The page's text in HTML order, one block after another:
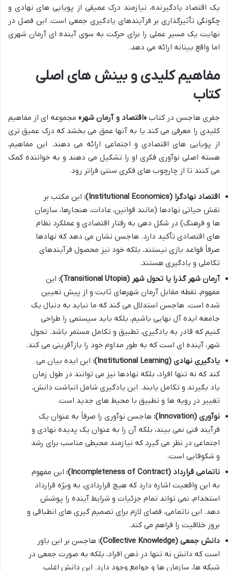
یک اقتصاد یادگیرنده، نیازمند درک عمیقی از پویایی های نهادی و
چگونگی تأثیرگذاری بر فرآیندهای یادگیری جمعی است. این فصل در
نهایت یک مسیر عملی را برای حرکت به سوی آینده ای آرمان شهری
اما واقع بینانه ارائه می دهد.
مفاهیم کلیدی و بینش های اصلی
کتاب
جفری هاجسن در کتاب«اقتصاد و آرمان شهر»مجموعه ای از مفاهیم
کلیدی را معرفی می کند یا به آنها عمق می بخشد که درک عمیق تری
از پویایی های اقتصادی و اجتماعی ارائه می دهند. این مفاهیم،
هسته اصلی نوآوری فکری او را تشکیل می دهند و به خواننده کمک
می کنند تا از چارچوب های فکری سنتی فراتر رود.
اقتصاد نهادگرا (Institutional Economics):
این مکتب بر
نقش حیاتی نهادها (مانند قوانین، عادات، هنجارها، سازمان
ها و فرهنگ) در شکل دهی به رفتار اقتصادی و عملکرد نظام
های اقتصادی تأکید دارد. هاجسن نشان می دهد که نهادها
صرفاً قواعد بازی نیستند، بلکه خود نیز محصول فرآیندهای
تکاملی و یادگیری هستند.
آرمان شهر گذرا یا تحول شهر (Transitional Utopia):
این
مفهوم، نقطه مقابل آرمان شهرهای ثابت و از پیش تعیین
شده است. هاجسن استدلال می کند که ما نباید به دنبال یک
جامعه ایده آل نهایی باشیم، بلکه باید سیستمی را طراحی
کنیم که قادر به یادگیری، تطبیق و تکامل مستمر باشد. تحول
شهر، آینده ای است که به طور مداوم خود را بازآفرینی می کند.
یادگیری نهادی (Institutional Learning):
این ایده بیان می
کند که نه تنها افراد، بلکه نهادها نیز می توانند در طول زمان
یاد بگیرند و تکامل یابند. این یادگیری شامل انباشت دانش،
تغییر در رویه ها و تطبیق با محیط های جدید است.
نوآوری (Innovation):
هاجسن نوآوری را صرفاً به عنوان یک
فرآیند فنی نمی بیند، بلکه آن را به عنوان یک پدیده نهادی و
اجتماعی در نظر می گیرد که نیازمند محیطی مناسب برای رشد
و شکوفایی است.
ناتمامی قرارداد (Incompleteness of Contract):
این مفهوم
به این واقعیت اشاره دارد که هیچ قراردادی، به ویژه قرارداد
استخدام، نمی تواند تمام جزئیات و شرایط آینده را پوشش
دهد. این ناتمامی، فضای لازم برای تصمیم گیری های انطباقی و
بروز خلاقیت را فراهم می کند.
دانش جمعی (Collective Knowledge):
هاجسن بر این باور
است که دانش نه تنها در ذهن افراد، بلکه به صورت جمعی در
شبکه ها، سازمان ها و جوامع وجود دارد. این دانش اغلب